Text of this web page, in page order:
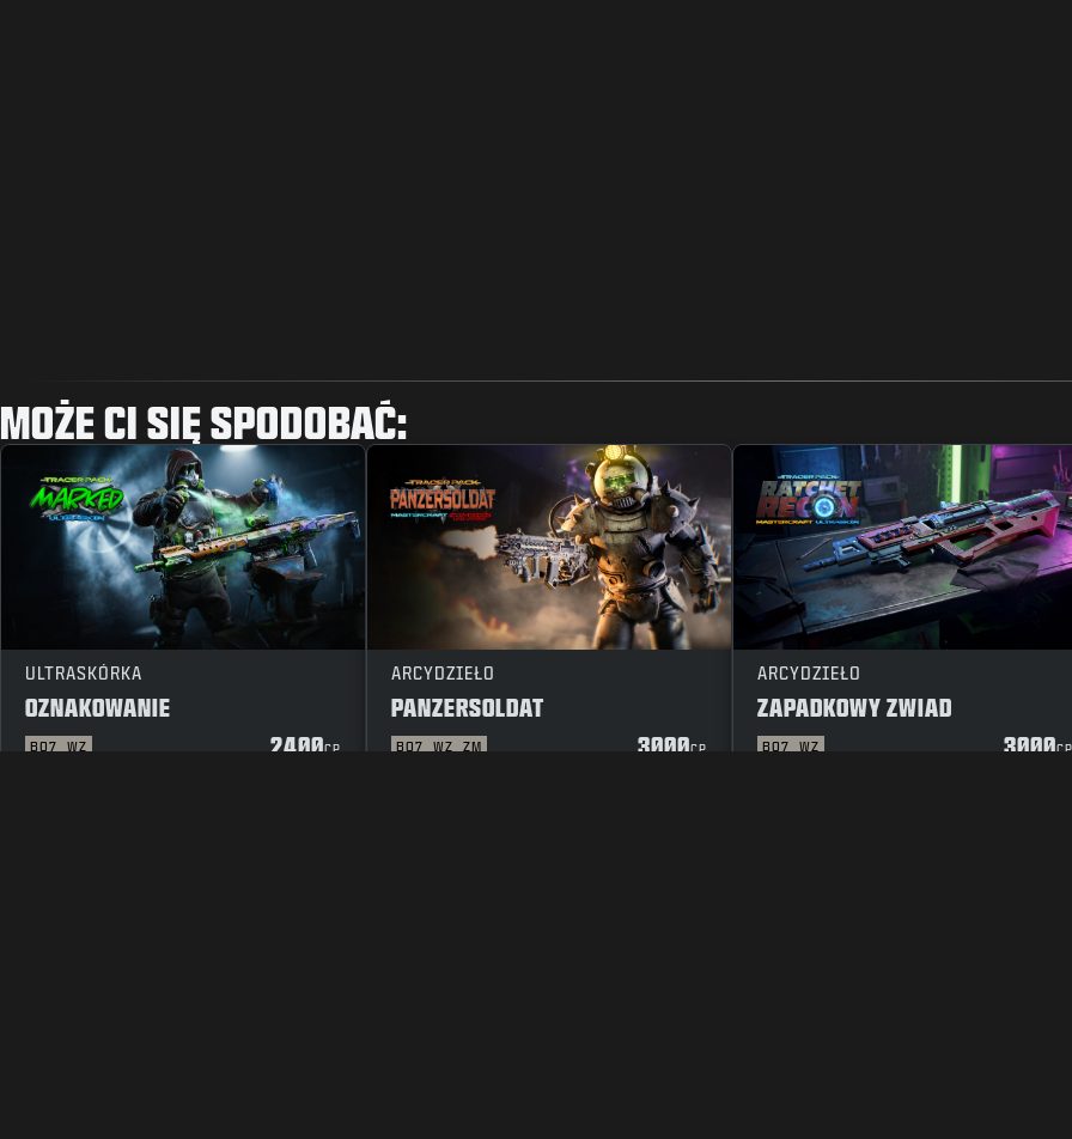
MOŻE CI SIĘ SPODOBAĆ:
ULTRASKÓRKA
OZNAKOWANIE
BO7 WZ 2400CP
ARCYDZIEŁO
PANZERSOLDAT
BO7 WZ ZM 3000CP
ARCYDZIEŁO
ZAPADKOWY ZWIAD
BO7 WZ 3000CP